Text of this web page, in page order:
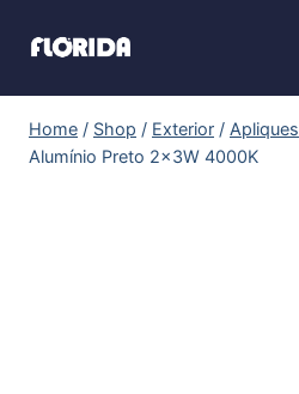
Home / Shop / Exterior / Apliques
Alumínio Preto 2x3W 4000K